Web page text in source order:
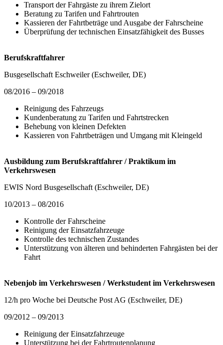
Transport der Fahrgäste zu ihrem Zielort
Beratung zu Tarifen und Fahrtrouten
Kassieren der Fahrtbeträge und Ausgabe der Fahrscheine
Überprüfung der technischen Einsatzfähigkeit des Busses
Berufskraftfahrer
Busgesellschaft Eschweiler (Eschweiler, DE)
08/2016 – 09/2018
Reinigung des Fahrzeugs
Kundenberatung zu Tarifen und Fahrtstrecken
Behebung von kleinen Defekten
Kassieren von Fahrtbeträgen und Umgang mit Kleingeld
Ausbildung zum Berufskraftfahrer / Praktikum im
Verkehrswesen
EWIS Nord Busgesellschaft (Eschweiler, DE)
10/2013 – 08/2016
Kontrolle der Fahrscheine
Reinigung der Einsatzfahrzeuge
Kontrolle des technischen Zustandes
Unterstützung von älteren und behinderten Fahrgästen bei der
Fahrt
Nebenjob im Verkehrswesen / Werkstudent im Verkehrswesen
12/h pro Woche bei Deutsche Post AG (Eschweiler, DE)
09/2012 – 09/2013
Reinigung der Einsatzfahrzeuge
Unterstützung bei der Fahrtroutenplanung